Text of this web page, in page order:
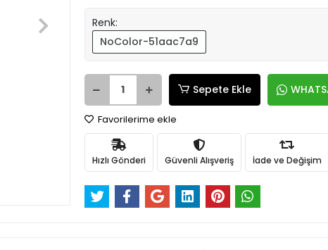
Renk:
NoColor-51aac7a9
Sepete Ekle
Favorilerime ekle
Hızlı Gönderi Güvenli Alışveriş İade ve Değişim